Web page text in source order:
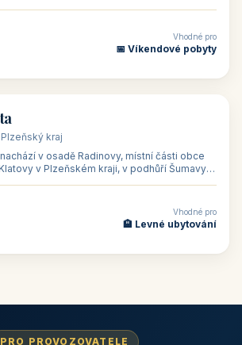
Vhodné pro
📅 Víkendové pobyty
kraj
v osadě Radinovy, místní části obce
v Plzeňském kraji, v podhůří Šumavy
Vhodné pro
🏨 Levné ubytování
PRO PROVOZOVATELE